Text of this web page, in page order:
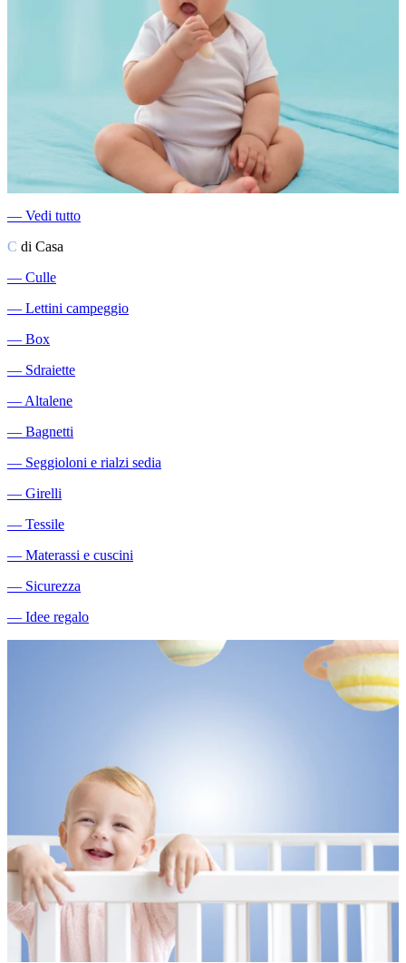
― Vedi tutto
C di Casa
― Culle
― Lettini campeggio
― Box
― Sdraiette
―Altalene
― Bagnetti
― Seggioloni e rialzi sedia
― Girelli
― Tessile
― Materassi e cuscini
― Sicurezza
― Idee regalo